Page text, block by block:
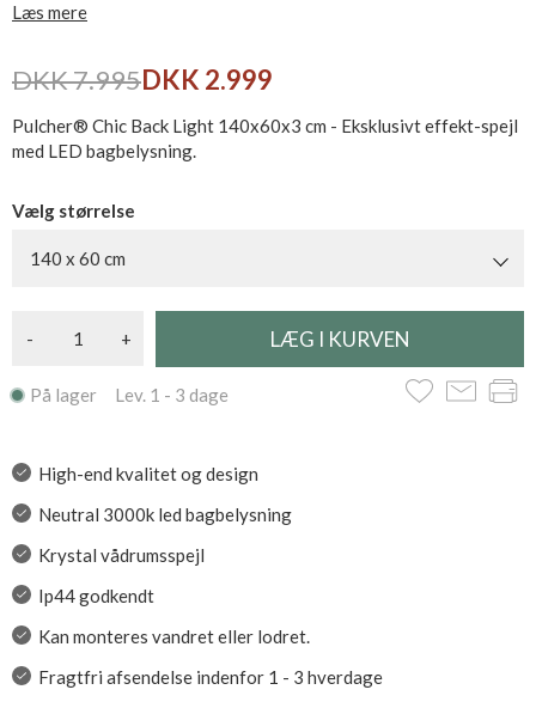
Læs mere
DKK 7.995DKK 2.999
Pulcher® Chic Back Light 140x60x3 cm - Eksklusivt effekt-spejl
med LED bagbelysning.
Vælg størrelse
140 x 60 cm
- +
På lager Lev. 1 - 3 dage
High-end kvalitet og design
Neutral 3000k led bagbelysning
Krystal vådrumsspejl
Ip44 godkendt
Kan monteres vandret eller lodret.
Fragtfri afsendelse indenfor 1 - 3 hverdage